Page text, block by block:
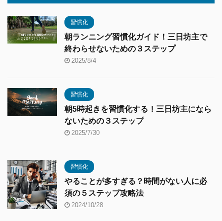
習慣化
朝ランニング習慣化ガイド！三日坊主で
終わらせないための３ステップ
2025/8/4
習慣化
朝5時起きを習慣化する！三日坊主になら
ないための３ステップ
2025/7/30
習慣化
やることが多すぎる？時間がない人に必
須の５ステップ攻略法
2024/10/28